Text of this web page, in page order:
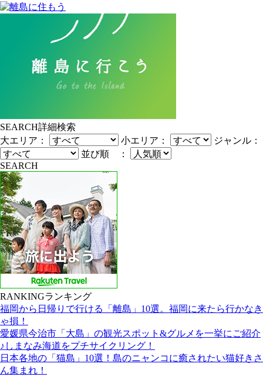
SEARCH詳細検索
大エリア：
小エリア：
ジャンル：
並び順 ：
SEARCH
RANKINGランキング
福岡から日帰りで行ける「離島」10選。福岡に来たら行かなき
ゃ損！
愛媛県今治市「大島」の観光スポット&グルメを一挙にご紹介
♪しまなみ海道をプチサイクリング！
日本各地の「猫島」10選！島のニャンコに癒されたい猫好きさ
ん集まれ！